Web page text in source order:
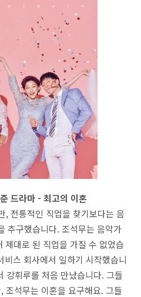
드라마 - 최고의 이혼
, 전통적인 직업을 찾기보다는 음
추구했습니다. 조석무는 음악가
제대로 된 직업을 가질 수 없었습
스 회사에서 일하기 시작했습니
강휘루를 처음 만났습니다. 그들
조석무는 이혼을 요구해요. 그들